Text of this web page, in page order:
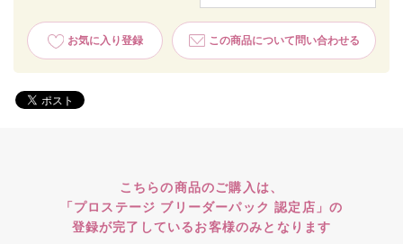
お気に入り登録 この商品について問い合わせる
こちらの商品のご購入は、
「プロステージ ブリーダーパック 認定店」の
登録が完了しているお客様のみとなります